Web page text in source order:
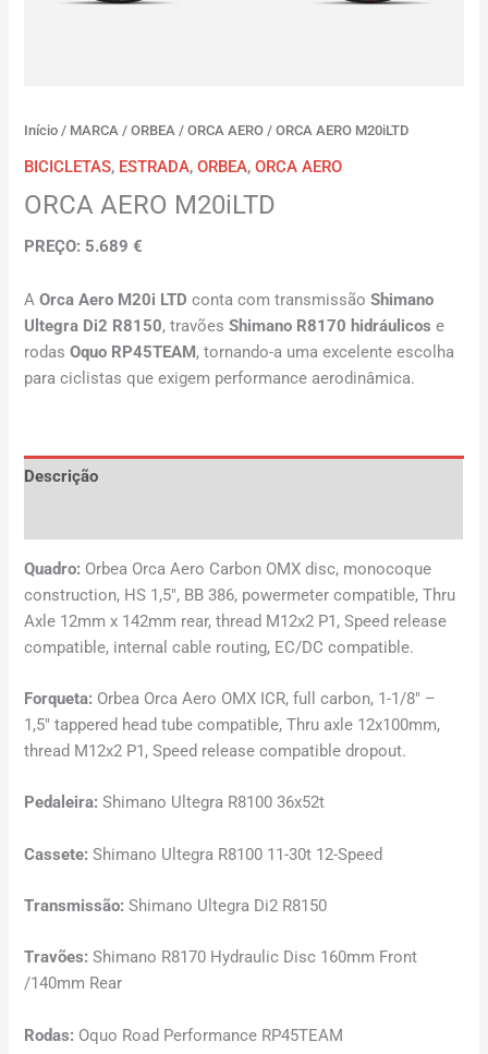
Início / MARCA /ORBEA /ORCA AERO / ORCA AERO M20iLTD
BICICLETAS, ESTRADA,ORBEA,ORCA AERO
ORCA AERO M20iLTD
PREÇO: 5.689 €
AOrca Aero M20i LTD conta com transmissãoShimano
Ultegra Di2 R8150, travõesShimano R8170 hidráulicos e
rodasOquo RP45TEAM , tornando-a uma excelente escolha
para ciclistas que exigem performance aerodinâmica.
Descrição
Quadro: Orbea Orca Aero Carbon OMX disc, monocoque
construction, HS 1,5″, BB 386, powermeter compatible, Thru
Axle 12mm x 142mm rear, thread M12x2 P1, Speed release
compatible, internal cable routing, EC/DC compatible.
Forqueta: Orbea Orca Aero OMX ICR, full carbon, 1-1/8″ –
1,5″ tappered head tube compatible, Thru axle 12x100mm,
thread M12x2 P1, Speed release compatible dropout.
Pedaleira: Shimano Ultegra R8100 36x52t
Cassete: Shimano Ultegra R8100 11-30t 12-Speed
Transmissão: Shimano Ultegra Di2 R8150
Travões: Shimano R8170 Hydraulic Disc 160mm Front
/140mm Rear
Rodas: Oquo Road Performance RP45TEAM